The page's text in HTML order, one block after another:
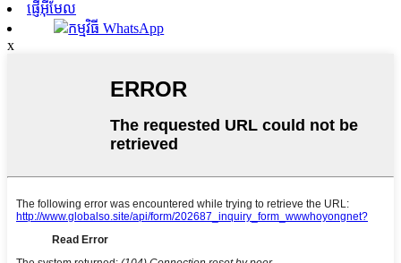
ផ្ញើអ៊ីមែល
កម្មវិធី WhatsApp
x